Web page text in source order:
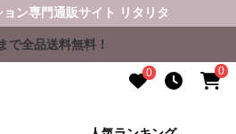
ン専門通販サイト リタリタ
で全品送料無料！
0 0